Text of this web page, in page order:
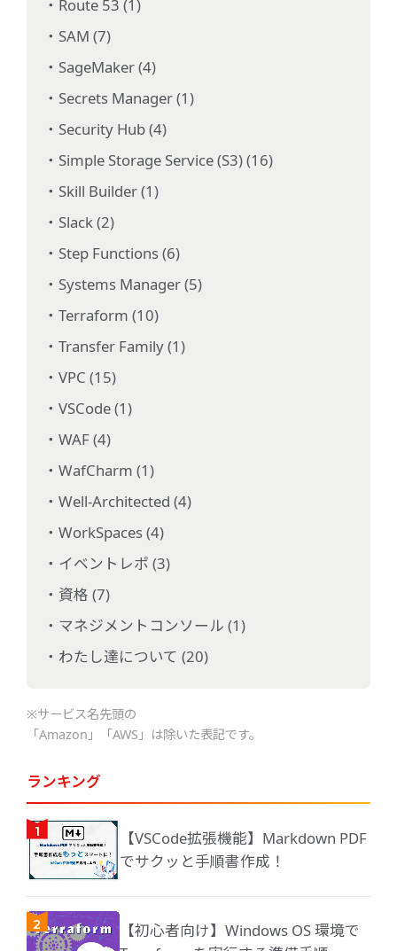
Route 53 (1)
SAM (7)
SageMaker (4)
Secrets Manager (1)
Security Hub (4)
Simple Storage Service (S3) (16)
Skill Builder (1)
Slack (2)
Step Functions (6)
Systems Manager (5)
Terraform (10)
Transfer Family (1)
VPC (15)
VSCode (1)
WAF (4)
WafCharm (1)
Well-Architected (4)
WorkSpaces (4)
イベントレポ (3)
資格 (7)
マネジメントコンソール (1)
わたし達について (20)
※サービス名先頭の
「Amazon」「AWS」は除いた表記です。
ランキング
【VSCode拡張機能】Markdown PDF
でサクッと手順書作成！
【初心者向け】Windows OS 環境で